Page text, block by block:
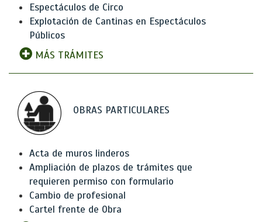
Espectáculos de Circo
Explotación de Cantinas en Espectáculos
Públicos
MÁS TRÁMITES
OBRAS PARTICULARES
Acta de muros linderos
Ampliación de plazos de trámites que
requieren permiso con formulario
Cambio de profesional
Cartel frente de Obra